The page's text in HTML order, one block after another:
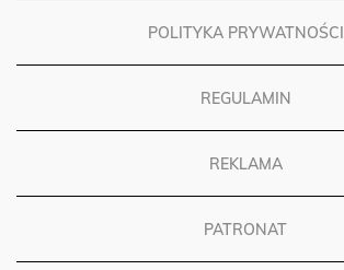
POLITYKA PRYWATNOŚCI
REGULAMIN
REKLAMA
PATRONAT